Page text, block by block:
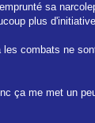
sa
plus
combats ne
ça me met un